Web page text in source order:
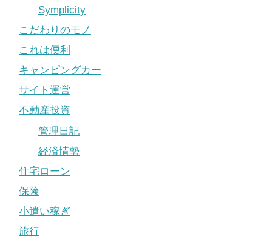
Symplicity
こだわりのモノ
これは便利
キャンピングカー
サイト運営
不動産投資
管理日記
経済情勢
住宅ローン
保険
小遣い稼ぎ
旅行